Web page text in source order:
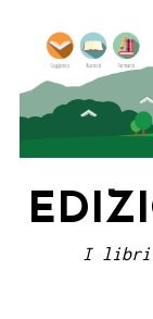
content
I libri